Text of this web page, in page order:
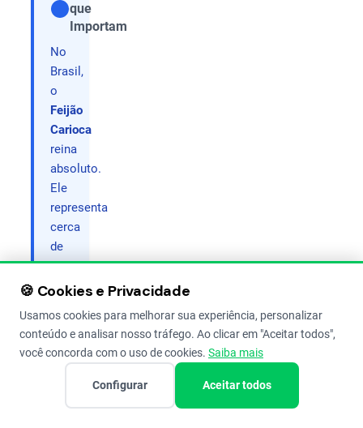
que
Importam
No
Brasil,
o
Feijão
Carioca
reina
absoluto.
Ele
representa
cerca
de
70%
do
Embora
feijões
todas
🍪 Cookies e Privacidade
Usamos cookies para melhorar sua experiência, personalizar
conteúdo e analisar nosso tráfego. Ao clicar em "Aceitar todos",
você concorda com o uso de cookies. Saiba mais
Configurar Aceitar todos